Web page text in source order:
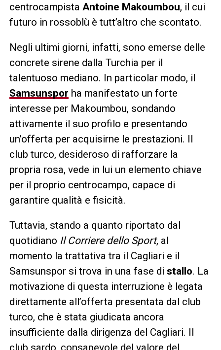
centrocampista Antoine Makoumbou, il cui
futuro in rossoblù è tutt’altro che scontato.
Negli ultimi giorni, infatti, sono emerse delle
concrete sirene dalla Turchia per il
talentuoso mediano. In particolar modo, il
Samsunspor ha manifestato un forte
interesse per Makoumbou, sondando
attivamente il suo profilo e presentando
un’offerta per acquisirne le prestazioni. Il
club turco, desideroso di rafforzare la
propria rosa, vede in lui un elemento chiave
per il proprio centrocampo, capace di
garantire qualità e fisicità.
Tuttavia, stando a quanto riportato dal
quotidiano Il Corriere dello Sport, al
momento la trattativa tra il Cagliari e il
Samsunspor si trova in una fase di stallo. La
motivazione di questa interruzione è legata
direttamente all’offerta presentata dal club
turco, che è stata giudicata ancora
insufficiente dalla dirigenza del Cagliari. Il
club sardo, consapevole del valore del